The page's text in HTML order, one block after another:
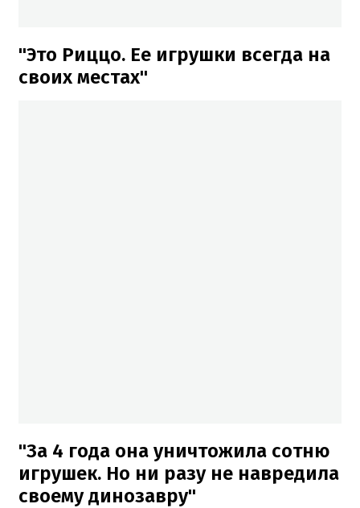
"Это Риццо. Ее игрушки всегда на
своих местах"
"За 4 года она уничтожила сотню
игрушек. Но ни разу не навредила
своему динозавру"